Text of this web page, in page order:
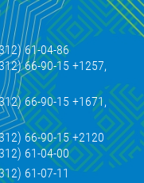
61-04-86
66-90-15 +1257,
66-90-15 +1671,
66-90-15 +2120
61-04-00
61-07-11